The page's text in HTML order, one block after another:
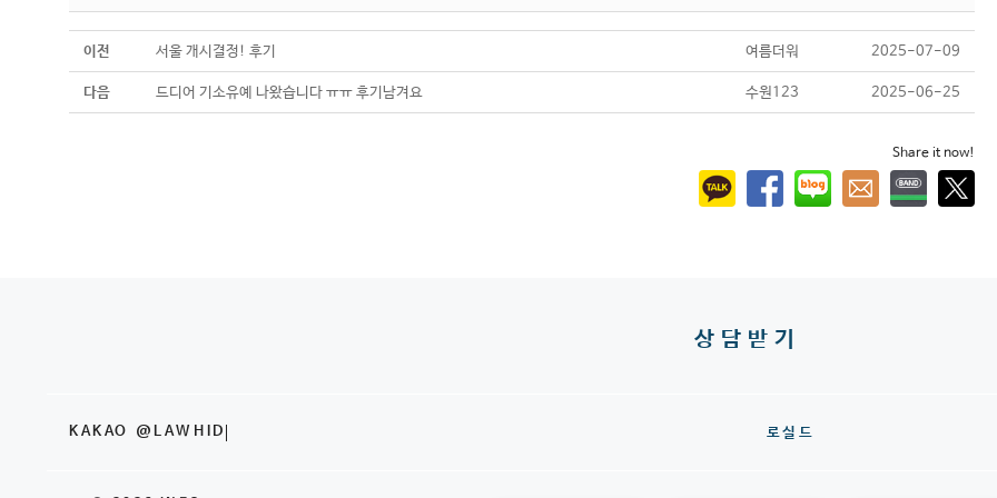
이전 서울 개시결정! 후기 여름더워 2025-07-09
다음 드디어 기소유예 나왔습니다 ㅠㅠ 후기남겨요 수원123 2025-06-25
Share it now!
상담받기
KAKAO @LAWHID 로실드